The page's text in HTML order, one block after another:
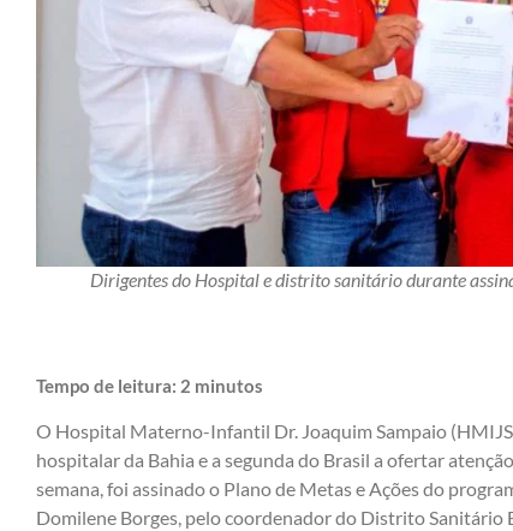
Dirigentes do Hospital e distrito sanitário durante
Tempo de leitura: 2 minutos
O Hospital Materno-Infantil Dr. Joaquim Sampaio
hospitalar da Bahia e a segunda do Brasil a ofertar
semana, foi assinado o Plano de Metas e Ações do
Domilene Borges, pelo coordenador do Distrito Sanitário